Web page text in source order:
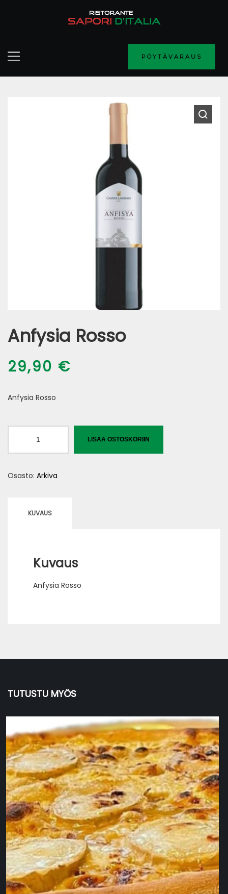
PÖYTÄVARAUS
Anfysia Rosso
29,90 €
Anfysia Rosso
LISÄÄ OSTOSKORIIN
Osasto: Arkiva
KUVAUS
Kuvaus
Anfysia Rosso
TUTUSTU MYÖS